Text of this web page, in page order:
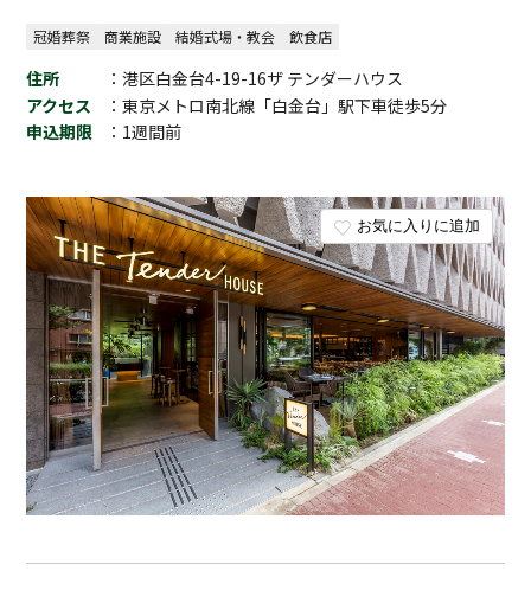
お気に入りに追加
冠婚葬祭 商業施設 結婚式場・教会 飲食店
住所
：港区白金台4-19-16ザ テンダーハウス
アクセス
：東京メトロ南北線「白金台」駅下車徒歩5分
申込期限
：1週間前